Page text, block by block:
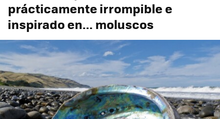
prácticamente irrompible e
inspirado en... moluscos